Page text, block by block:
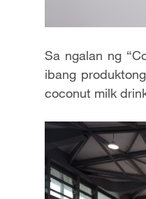
Sa ngalan ng
ibang
coconut milk